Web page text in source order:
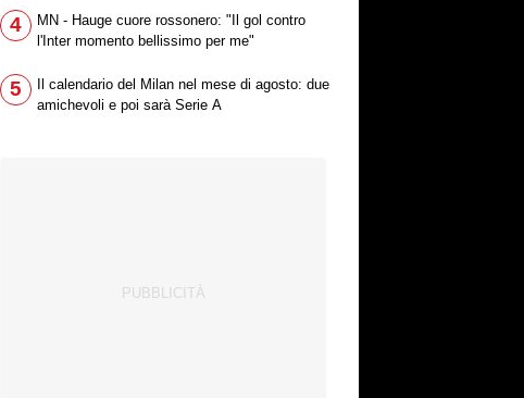
4
MN - Hauge cuore rossonero: "Il gol contro
l'Inter momento bellissimo per me"
5
Il calendario del Milan nel mese di agosto: due
amichevoli e poi sarà Serie A